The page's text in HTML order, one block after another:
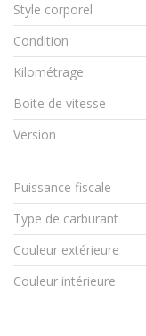
Style corporel
Condition
Kilométrage
Boite de vitesse
Version
Puissance fiscale
Type de carburant
Couleur extérieure
Couleur intérieure